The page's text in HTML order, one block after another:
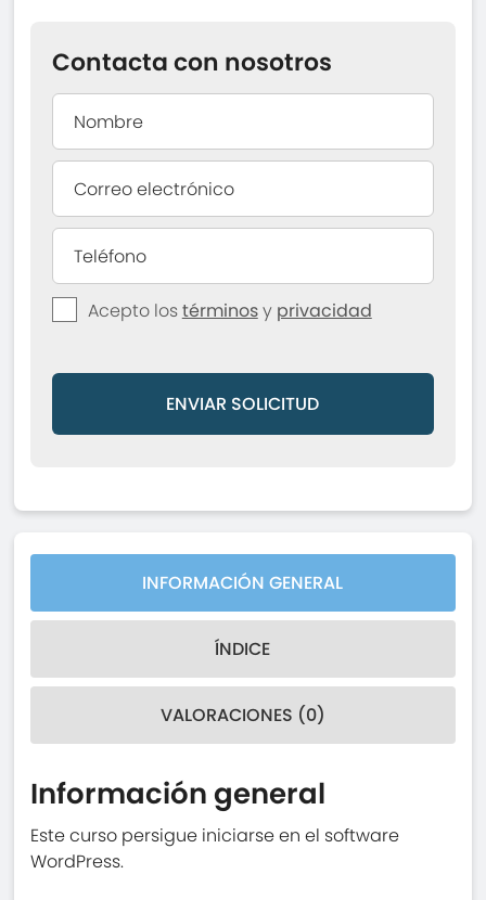
Contacta con nosotros
Acepto lostérminosy privacidad
ENVIAR SOLICITUD
INFORMACIÓN GENERAL
ÍNDICE
VALORACIONES (0)
Información general
Este curso persigue iniciarse en el software
WordPress.